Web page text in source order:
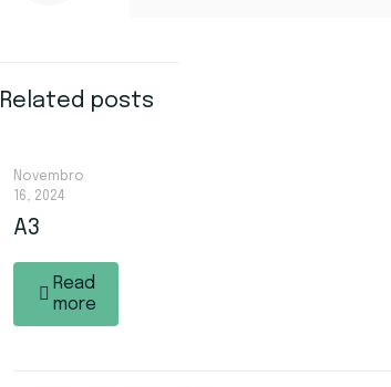
Related posts
Novembro
16, 2024
A3
Read
more